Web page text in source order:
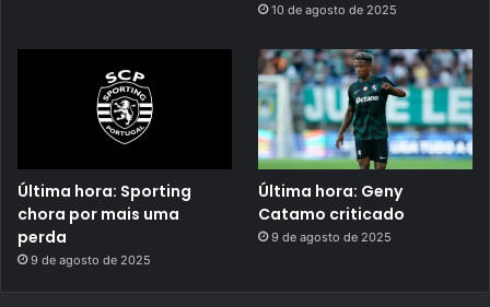
10 de agosto de 2025
Última hora: Sporting
chora por mais uma
perda
9 de agosto de 2025
Última hora: Geny
Catamo criticado
9 de agosto de 2025